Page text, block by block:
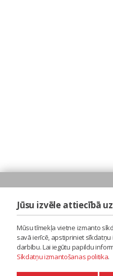
Jūsu izvēle attiecībā
Mūsu tīmekļa vietne izmanto
savā ierīcē, apstipriniet
darbību. Lai iegūtu papildu
Sīkdatņu izmantošanas politika.